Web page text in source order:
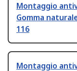
Montaggio
Gomma
116
Montaggio